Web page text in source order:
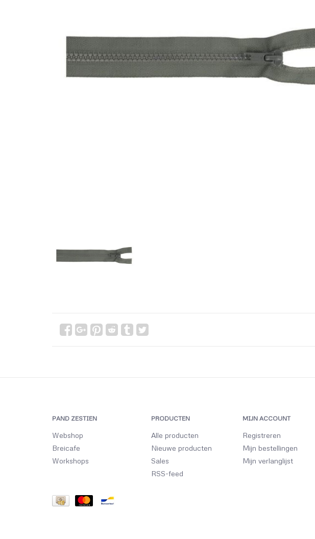
PAND ZESTIEN
Webshop
Breicafe
Workshops
PRODUCTEN
Alle producten
Nieuwe producten
Sales
RSS-feed
MIJN ACCOUNT
Registreren
Mijn bestellingen
Mijn verlanglijst